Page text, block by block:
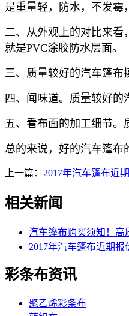
是重量轻，防水，不发霉
二、从外观上的对比来看
就是PVC涂胶防水层面。
三、质量较好的汽车篷布
四、闻味道。质量较好的
五、看布面的加工细节。
总的来说，好的汽车篷布
上一篇： 2017年汽车篷布近
相关新闻
汽车篷布购买须知！高
2017年汽车篷布近期报
彩条布资讯
聚乙烯彩条布